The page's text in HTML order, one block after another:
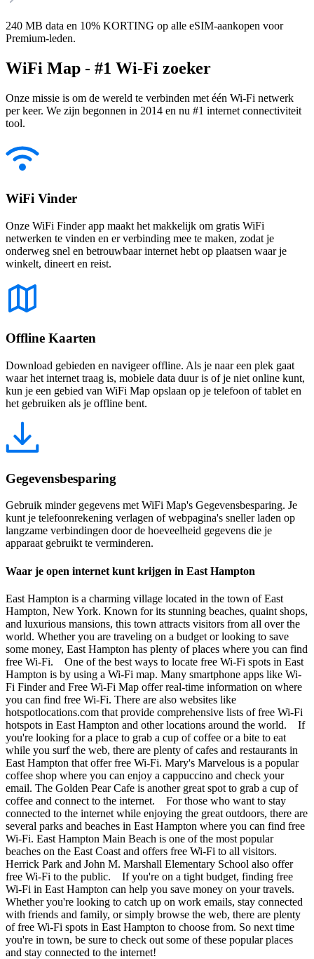
240 MB data en 10% KORTING op alle eSIM-aankopen voor
Premium-leden.
WiFi Map - #1 Wi-Fi zoeker
Onze missie is om de wereld te verbinden met één Wi-Fi netwerk
per keer. We zijn begonnen in 2014 en nu #1 internet connectiviteit
tool.
WiFi Vinder
Onze WiFi Finder app maakt het makkelijk om gratis WiFi
netwerken te vinden en er verbinding mee te maken, zodat je
onderweg snel en betrouwbaar internet hebt op plaatsen waar je
winkelt, dineert en reist.
Offline Kaarten
Download gebieden en navigeer offline. Als je naar een plek gaat
waar het internet traag is, mobiele data duur is of je niet online kunt,
kun je een gebied van WiFi Map opslaan op je telefoon of tablet en
het gebruiken als je offline bent.
Gegevensbesparing
Gebruik minder gegevens met WiFi Map's Gegevensbesparing. Je
kunt je telefoonrekening verlagen of webpagina's sneller laden op
langzame verbindingen door de hoeveelheid gegevens die je
apparaat gebruikt te verminderen.
Waar je open internet kunt krijgen in East Hampton
East Hampton is a charming village located in the town of East
Hampton, New York. Known for its stunning beaches, quaint shops,
and luxurious mansions, this town attracts visitors from all over the
world. Whether you are traveling on a budget or looking to save
some money, East Hampton has plenty of places where you can find
free Wi-Fi. One of the best ways to locate free Wi-Fi spots in East
Hampton is by using a Wi-Fi map. Many smartphone apps like Wi-
Fi Finder and Free Wi-Fi Map offer real-time information on where
you can find free Wi-Fi. There are also websites like
hotspotlocations.com that provide comprehensive lists of free Wi-Fi
hotspots in East Hampton and other locations around the world. If
you're looking for a place to grab a cup of coffee or a bite to eat
while you surf the web, there are plenty of cafes and restaurants in
East Hampton that offer free Wi-Fi. Mary's Marvelous is a popular
coffee shop where you can enjoy a cappuccino and check your
email. The Golden Pear Cafe is another great spot to grab a cup of
coffee and connect to the internet. For those who want to stay
connected to the internet while enjoying the great outdoors, there are
several parks and beaches in East Hampton where you can find free
Wi-Fi. East Hampton Main Beach is one of the most popular
beaches on the East Coast and offers free Wi-Fi to all visitors.
Herrick Park and John M. Marshall Elementary School also offer
free Wi-Fi to the public. If you're on a tight budget, finding free
Wi-Fi in East Hampton can help you save money on your travels.
Whether you're looking to catch up on work emails, stay connected
with friends and family, or simply browse the web, there are plenty
of free Wi-Fi spots in East Hampton to choose from. So next time
you're in town, be sure to check out some of these popular places
and stay connected to the internet!